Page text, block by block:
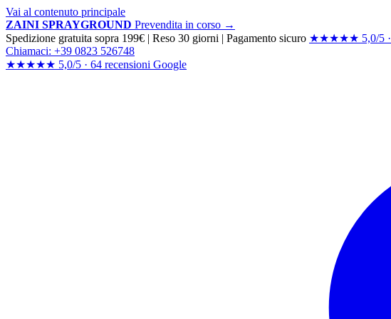
Vai al contenuto principale
ZAINI SPRAYGROUND Prevendita in corso →
Spedizione gratuita sopra 199€ | Reso 30 giorni | Pagamento sicuro ★★★★★ 5,0/5 ·
Chiamaci: +39 0823 526748
★★★★★ 5,0/5 · 64 recensioni Google